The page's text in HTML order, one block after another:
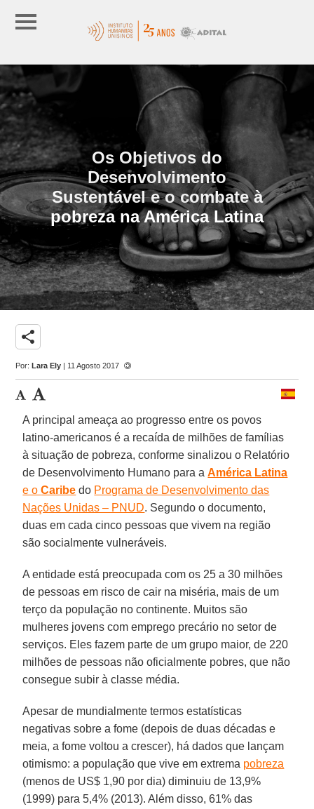
Os Objetivos do
Desenvolvimento
Sustentável e o combate à
pobreza na América Latina
share
Por:Lara Ely | 11 Agosto 2017
A principal ameaça ao progresso entre os povos
latino-americanos é a recaída de milhões de famílias
à situação de pobreza, conforme sinalizou o Relatório
de Desenvolvimento Humano para aAmérica Latina
e oCaribe do Programa de Desenvolvimento das
Nações Unidas – PNUD. Segundo o documento,
duas em cada cinco pessoas que vivem na região
são socialmente vulneráveis.
A entidade está preocupada com os 25 a 30 milhões
de pessoas em risco de cair na miséria, mais de um
terço da população no continente. Muitos são
mulheres jovens com emprego precário no setor de
serviços. Eles fazem parte de um grupo maior, de 220
milhões de pessoas não oficialmente pobres, que não
consegue subir à classe média.
Apesar de mundialmente termos estatísticas
negativas sobre a fome (depois de duas décadas e
meia, a fome voltou a crescer), há dados que lançam
otimismo: a população que vive em extrema pobreza
(menos de US$ 1,90 por dia) diminuiu de 13,9%
(1999) para 5,4% (2013). Além disso, 61% das